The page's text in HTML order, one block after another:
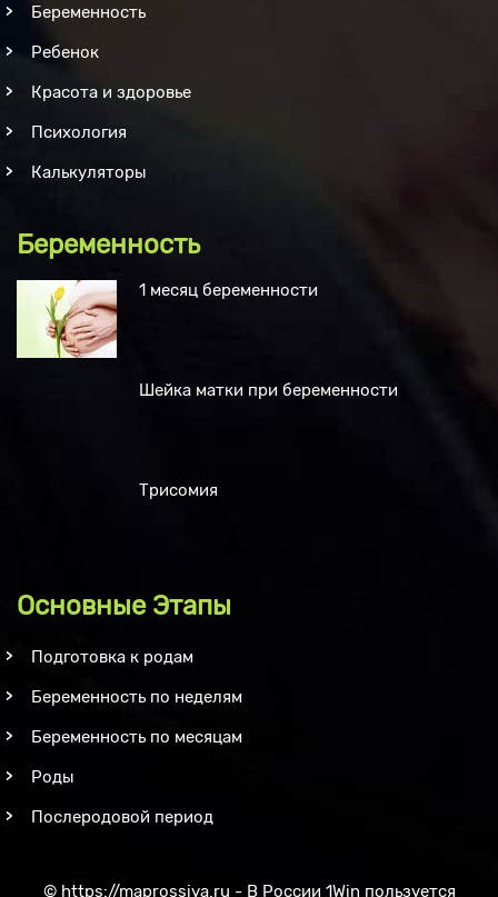
Беременность
Ребенок
Красота и здоровье
Психология
Калькуляторы
Беременность
1 месяц беременности
Шейка матки при беременности
Трисомия
Основные Этапы
Подготовка к родам
Беременность по неделям
Беременность по месяцам
Роды
Послеродовой период
© https://maprossiya.ru - В России 1Win пользуется